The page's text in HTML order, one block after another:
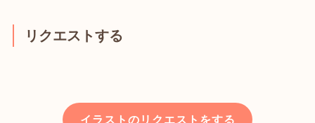
リクエストする
イラストのリクエストをする